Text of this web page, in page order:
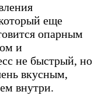
еще
опарным
и
не быстрый, но
вкусным,
внутри.